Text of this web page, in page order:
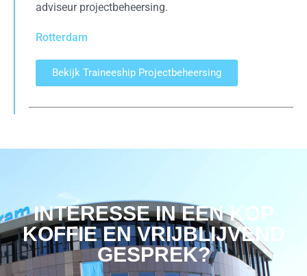
adviseur projectbeheersing.
Rotterdam
Bekijk Traineeship Projectbeheersing
INTERESSE IN EEN KOP
KOFFIE EN VRIJBLIJVEND
GESPREK?